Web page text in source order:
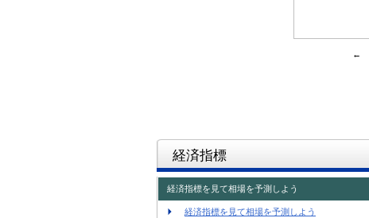
←
経済指標
経済指標を見て相場を予測しよう
経済指標を見て相場を予測しよう